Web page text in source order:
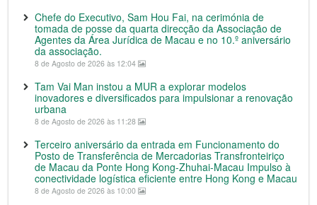
Chefe do Executivo, Sam Hou Fai, na cerimónia de
tomada de posse da quarta direcção da Associação de
Agentes da Área Jurídica de Macau e no 10.º aniversário
da associação.
8 de Agosto de 2026 às 12:04
Tam Vai Man instou a MUR a explorar modelos
inovadores e diversificados para impulsionar a renovação
urbana
8 de Agosto de 2026 às 11:28
Terceiro aniversário da entrada em Funcionamento do
Posto de Transferência de Mercadorias Transfronteiriço
de Macau da Ponte Hong Kong-Zhuhai-Macau Impulso à
conectividade logística eficiente entre Hong Kong e Macau
8 de Agosto de 2026 às 10:00